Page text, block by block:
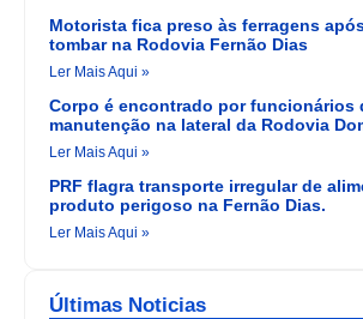
Motorista fica preso às ferragens
tombar na Rodovia Fernão Dias
Ler Mais Aqui »
Corpo é encontrado por funcionários
manutenção na lateral da Rodovia
Ler Mais Aqui »
PRF flagra transporte irregular de
produto perigoso na Fernão Dias.
Ler Mais Aqui »
Últimas Noticias